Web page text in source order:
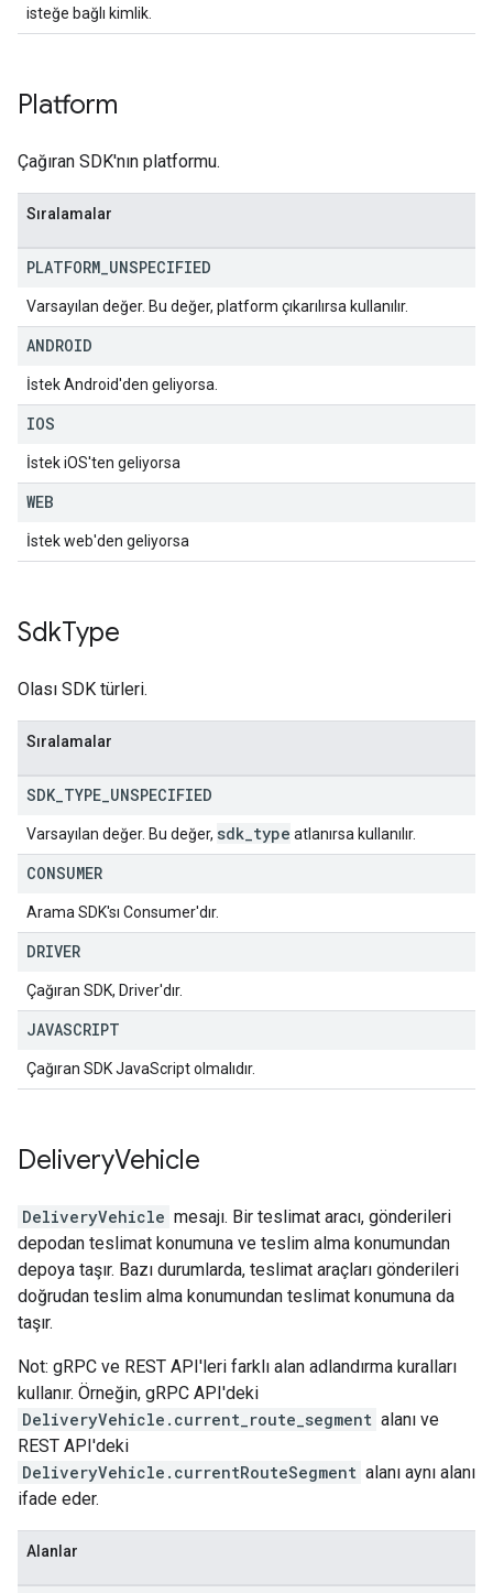
isteğe bağlı kimlik.
Platform
Çağıran SDK'nın platformu.
Sıralamalar
PLATFORM UNSPECIFIED
Varsayılan değer. Bu değer, platform çıkarılırsa kullanılır.
ANDROID
İstek Android'den geliyorsa.
IOS
İstek iOS'ten geliyorsa
WEB
İstek web'den geliyorsa
SdkType
Olası SDK türleri.
Sıralamalar
SDK TYPE UNSPECIFIED
Varsayılan değer. Bu değer, sdk type atlanırsa kullanılır.
CONSUMER
Arama SDK'sı Consumer'dır.
DRIVER
Çağıran SDK, Driver'dır.
JAVASCRIPT
Çağıran SDK JavaScript olmalıdır.
DeliveryVehicle
DeliveryVehicle mesajı. Bir teslimat aracı, gönderileri
depodan teslimat konumuna ve teslim alma konumundan
depoya taşır. Bazı durumlarda, teslimat araçları gönderileri
doğrudan teslim alma konumundan teslimat konumuna da
taşır.
Not: gRPC ve REST API'leri farklı alan adlandırma kuralları
kullanır. Örneğin, gRPC API'deki
DeliveryVehicle.current_route_segment alanı ve
REST API'deki
DeliveryVehicle.currentRouteSegment alanı aynı alanı
ifade eder.
Alanlar